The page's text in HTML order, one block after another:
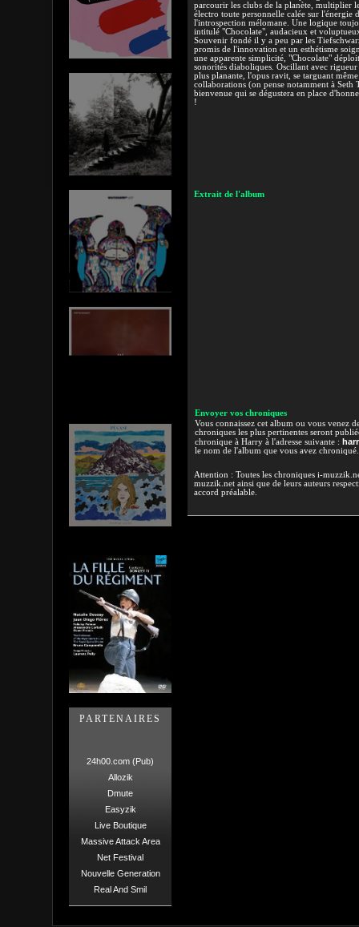
PARTENAIRES
24h00.com (Pub)
Allozik
Dmute
Easyzik
Live Boutique
Massive Attack Area
Net Festival
Nouvelle Generation
Real And Smil
parcourir les clubs de la planète, multiplier
électro toute personnelle calée sur l'énergie
l'introspection mélomane. Une logique
intitulé "Chocolate", audacieux et
Souvenir fondé il y a peu par les
promis de l'innovation et un esthétisme
une apparente simplicité, "Chocolate"
sonorités diaboliques. Oscillant avec
plus planante, l'opus ravit, se targuant même
collaborations (on pense notamment à
bienvenue qui se dégustera en place
!
Extrait de l'album
Envoyer vos chroniques
Vous connaissez cet album ou vous venez
chroniques les plus pertinentes seront
chronique à Harry à l'adresse suivante :
le nom de l'album que vous avez
Attention : Toutes les chroniques i-
muzzik.net ainsi que de leurs auteurs
accord préalable.